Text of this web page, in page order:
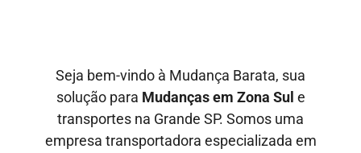
Seja bem-vindo à Mudança Barata, sua
solução para Mudanças em Zona Sul e
transportes na Grande SP. Somos uma
empresa transportadora especializada em